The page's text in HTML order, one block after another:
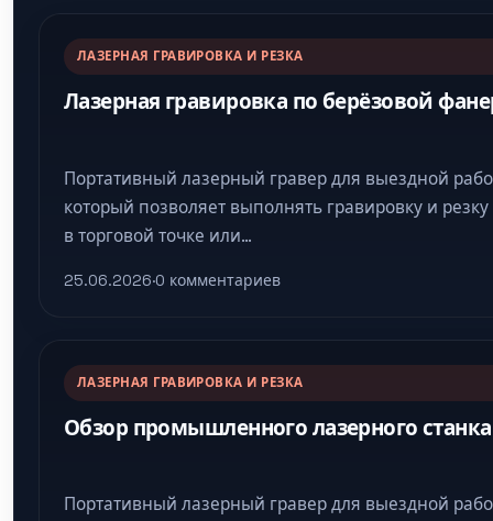
ЛАЗЕРНАЯ ГРАВИРОВКА И РЕЗКА
Лазерная гравировка по берёзовой
Портативный лазерный гравер для выездной
который позволяет выполнять гравировку и
в торговой точке или…
25.06.2026·0 комментариев
ЛАЗЕРНАЯ ГРАВИРОВКА И РЕЗКА
Обзор промышленного лазерного
Портативный лазерный гравер для выездной